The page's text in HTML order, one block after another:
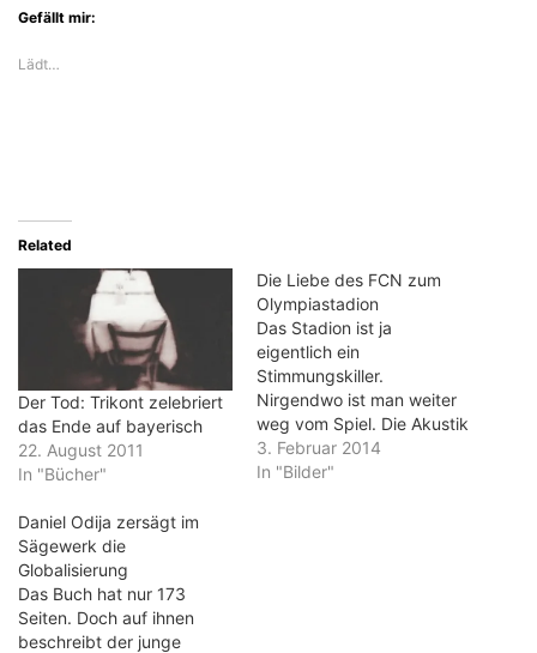
Gefällt mir:
Lädt…
Related
Der Tod: Trikont zelebriert
das Ende auf bayerisch
22. August 2011
In "Bücher"
Die Liebe des FCN zum
Olympiastadion
Das Stadion ist ja
eigentlich ein
Stimmungskiller.
Nirgendwo ist man weiter
weg vom Spiel. Die Akustik
ist miserabel - selbst die
lautesten Fangesänge
3. Februar 2014
In "Bilder"
Daniel Odija zersägt im
Sägewerk die
Globalisierung
Das Buch hat nur 173
Seiten. Doch auf ihnen
beschreibt der junge